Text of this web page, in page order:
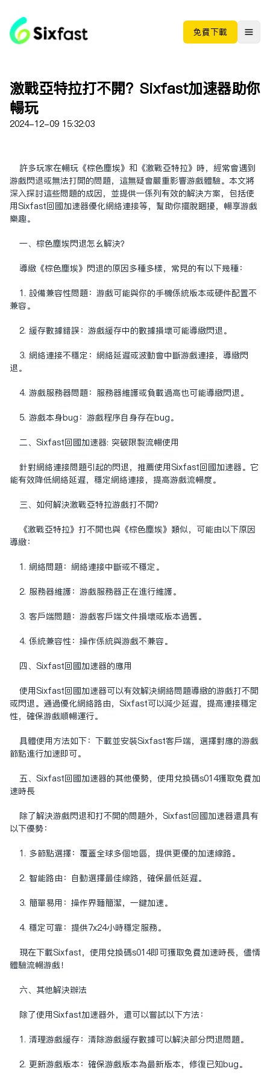
免费下载
激战亚特拉打不开？Sixfast加速器助你
畅玩
2024-12-09 15:32:03
许多玩家在畅玩《棕色尘埃》和《激战亚特拉》时，经常会遇到
游戏闪退或无法打开的问题，这无疑会严重影响游戏体验。本文将
深入探讨这些问题的成因，并提供一系列有效的解决方案，包括使
用Sixfast回国加速器优化网络连接等，帮助你摆脱困扰，畅享游戏
乐趣。
一、棕色尘埃闪退怎么解决？
导致《棕色尘埃》闪退的原因多种多样，常见的有以下几种：
1. 设备兼容性问题：游戏可能与你的手机系统版本或硬件配置不
兼容。
2. 缓存数据错误：游戏缓存中的数据损坏可能导致闪退。
3. 网络连接不稳定：网络延迟或波动会中断游戏连接，导致闪
退。
4. 游戏服务器问题：服务器维护或负载过高也可能导致闪退。
5. 游戏本身bug：游戏程序自身存在bug。
二、Sixfast回国加速器: 突破限制流畅使用
针对网络连接问题引起的闪退，推荐使用Sixfast回国加速器。它
能有效降低网络延迟，稳定网络连接，提高游戏流畅度。
三、如何解决激战亚特拉游戏打不开？
《激战亚特拉》打不开也与《棕色尘埃》类似，可能由以下原因
导致：
1. 网络问题：网络连接中断或不稳定。
2. 服务器维护：游戏服务器正在进行维护。
3. 客户端问题：游戏客户端文件损坏或版本过旧。
4. 系统兼容性：操作系统与游戏不兼容。
四、Sixfast回国加速器的应用
使用Sixfast回国加速器可以有效解决网络问题导致的游戏打不开
或闪退。通过优化网络路由，Sixfast可以减少延迟，提高连接稳定
性，确保游戏顺畅运行。
具体使用方法如下：下载并安装Sixfast客户端，选择对应的游戏
节点进行加速即可。
五、Sixfast回国加速器的其他优势，使用兑换码s014获取免费加
速时长
除了解决游戏闪退和打不开的问题外，Sixfast回国加速器还具有
以下优势：
1. 多节点选择：覆盖全球多个地区，提供更优的加速线路。
2. 智能路由：自动选择最佳线路，确保最低延迟。
3. 简单易用：操作界面简洁，一键加速。
4. 稳定可靠：提供7x24小时稳定服务。
现在下载Sixfast，使用兑换码s014即可获取免费加速时长，尽情
体验流畅游戏！
六、其他解决办法
除了使用Sixfast加速器外，还可以尝试以下方法：
1. 清理游戏缓存：清除游戏缓存数据可以解决部分闪退问题。
2. 更新游戏版本：确保游戏版本为最新版本，修复已知bug。